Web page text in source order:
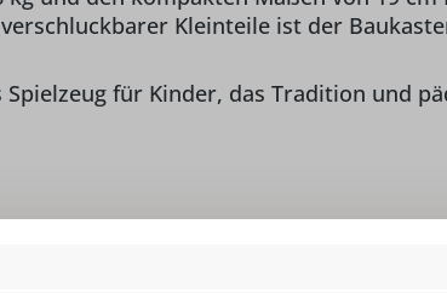
Kleinteile ist der
für Kinder, das Tradition und